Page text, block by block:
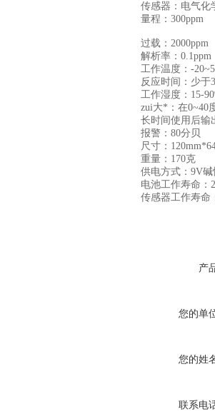
传感器：电气化
量程：300ppm
过载：2000ppm
解析率：0.1ppm
工作温度：-
反应时间：少于
工作湿度：15-
zui大*：在0~40
长时间使用后输
报警：80分贝
尺寸：
重量：170克
供电方式：9V
电池工作寿命：
传感器工作寿命
产
您的单
您的姓
联系电